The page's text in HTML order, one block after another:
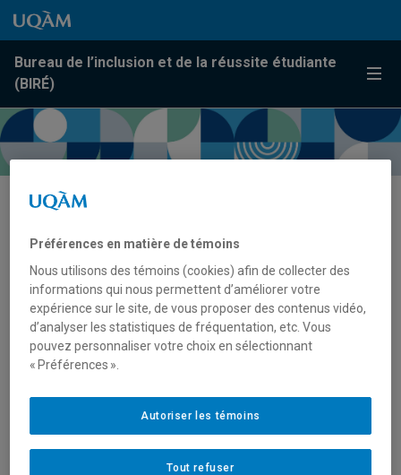
Passer au contenu
Accéder au menu principal
Accéder à la recherche
Passer au contenu
Accéder au menu principal
Bureau de l’inclusion et de la réussite étudiante
(BIRÉ)
Les examens avec aménagements à l’UQAM
Tutoriel – comment remplir une demande
Foire aux questions
Préférences en matière de témoins
Nous utilisons des témoins (cookies) afin de collecter des
informations qui nous permettent d’améliorer votre
expérience sur le site, de vous proposer des contenus vidéo,
d’analyser les statistiques de fréquentation, etc. Vous
pouvez personnaliser votre choix en sélectionnant
« Préférences ».
Tout refuser
Autoriser les témoins